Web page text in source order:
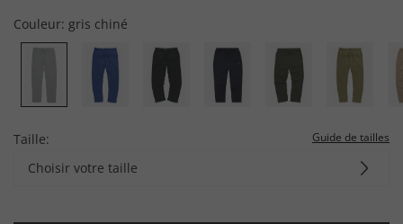
Couleur: gris chiné
Taille: Guide de tailles
Choisir votre taille